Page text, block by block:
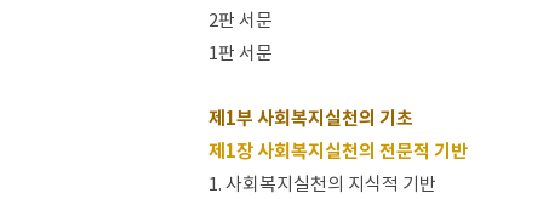
2판 서문
1판 서문
제1부 사회복지실천의 기초
제1장 사회복지실천의 전문적 기반
1. 사회복지실천의 지식적 기반